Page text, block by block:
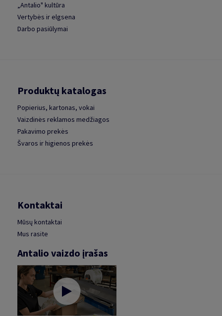
„Antalio" kultūra
Vertybės ir elgsena
Darbo pasiūlymai
Produktų katalogas
Popierius, kartonas, vokai
Vaizdinės reklamos medžiagos
Pakavimo prekės
Švaros ir higienos prekės
Kontaktai
Mūsų kontaktai
Mus rasite
Antalio vaizdo įrašas